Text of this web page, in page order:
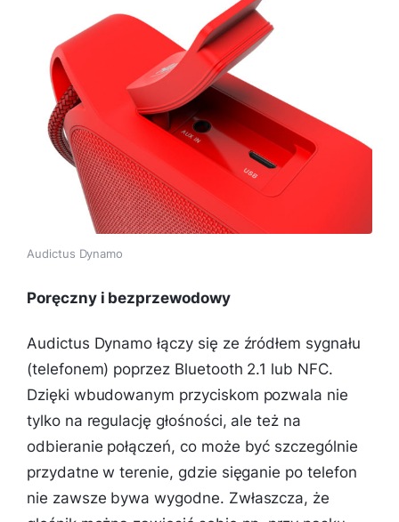
Audictus Dynamo
Poręczny i bezprzewodowy
Audictus Dynamo łączy się ze źródłem sygnału
(telefonem) poprzez Bluetooth 2.1 lub NFC.
Dzięki wbudowanym przyciskom pozwala nie
tylko na regulację głośności, ale też na
odbieranie połączeń, co może być szczególnie
przydatne w terenie, gdzie sięganie po telefon
nie zawsze bywa wygodne. Zwłaszcza, że